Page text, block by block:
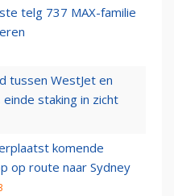
telg 737 MAX-familie
tussen WestJet en
staking in zicht
komende
op route naar Sydney